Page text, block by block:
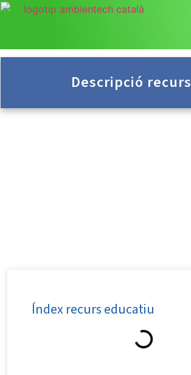
Descripció recurs
Índex recurs educatiu